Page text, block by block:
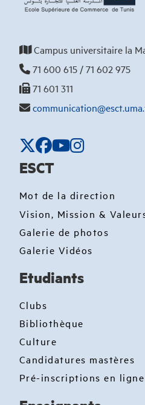
Campus universitaire la
71 600 615 / 71 602 975
71 601 311
ESCT
Mot de la direction
Vision, Mission &
Galerie de photos
Galerie Vidéos
Etudiants
Clubs
Bibliothèque
Culture
Candidatures mastères
Pré-inscriptions en ligne